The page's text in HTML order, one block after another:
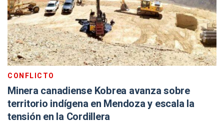
CONFLICTO
Minera canadiense Kobrea avanza sobre
territorio indígena en Mendoza y escala la
tensión en la Cordillera